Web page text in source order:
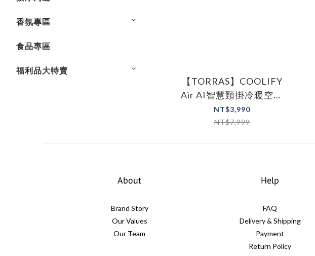
香氛專區
食品專區
福利品大特賣
【TORRAS】COOLIFY
Air AI智慧頸掛冷暖空調
風扇(2025最新版)
NT$3,990
NT$7,999
About
Brand Story
Our Values
Our Team
Help
FAQ
Delivery & Shipping
Payment
Return Policy